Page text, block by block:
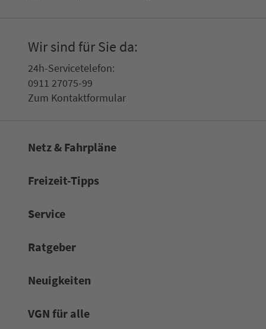
Wir sind für Sie da:
24h-Ser­vice­te­le­fon:
0911 27075-99
Zum Kon­taktformular
Netz & Fahrpläne
Frei­zeit-Tipps
Service
Rat­ge­ber
Neuigkeiten
VGN für alle